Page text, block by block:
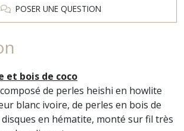
POSER UNE QUESTION
et bois de coco
de perles heishi en howlite
blanc ivoire, de perles en bois de
en hématite, monté sur fil très